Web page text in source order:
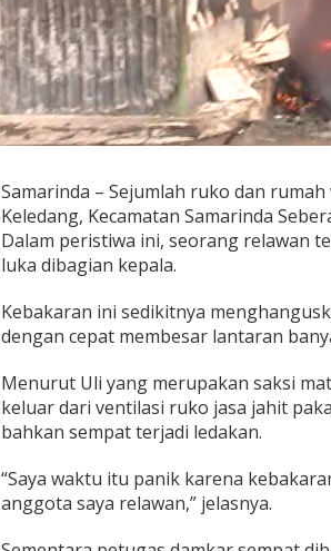
Samarinda – Sejumlah ruko dan
Keledang, Kecamatan Samarinda
Dalam peristiwa ini, seorang relawan
luka dibagian kepala.
Kebakaran ini sedikitnya
dengan cepat membesar lantaran
Menurut Uli yang merupakan saksi
keluar dari ventilasi ruko jasa jahit
bahkan sempat terjadi ledakan.
“Saya waktu itu panik karena
anggota saya relawan,” jelasnya.